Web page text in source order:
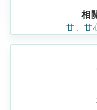
相
甘 甘